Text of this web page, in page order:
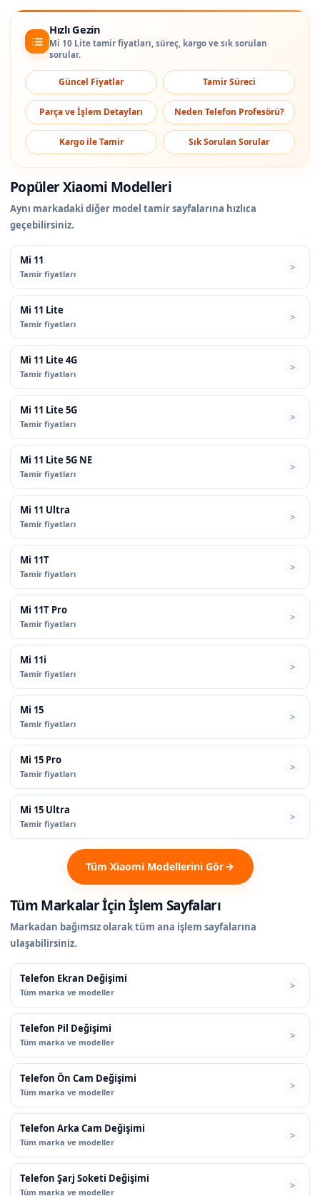
Hızlı Gezin
Mi 10 Lite tamir fiyatları, süreç, kargo ve sık sorulan
sorular.
Güncel Fiyatlar Tamir Süreci
Parça ve İşlem Detayları Neden Telefon Profesörü?
Kargo ile Tamir Sık Sorulan Sorular
Popüler Xiaomi Modelleri
Aynı markadaki diğer model tamir sayfalarına hızlıca
geçebilirsiniz.
Mi 11
Tamir fiyatları
Mi 11 Lite
Tamir fiyatları
Mi 11 Lite 4G
Tamir fiyatları
Mi 11 Lite 5G
Tamir fiyatları
Mi 11 Lite 5G NE
Tamir fiyatları
Mi 11 Ultra
Tamir fiyatları
Mi 11T
Tamir fiyatları
Mi 11T Pro
Tamir fiyatları
Mi 11i
Tamir fiyatları
Mi 15
Tamir fiyatları
Mi 15 Pro
Tamir fiyatları
Mi 15 Ultra
Tamir fiyatları
Tüm Xiaomi Modellerini Gör
Tüm Markalar İçin İşlem Sayfaları
Markadan bağımsız olarak tüm ana işlem sayfalarına
ulaşabilirsiniz.
Telefon Ekran Değişimi
Tüm marka ve modeller
Telefon Pil Değişimi
Tüm marka ve modeller
Telefon Ön Cam Değişimi
Tüm marka ve modeller
Telefon Arka Cam Değişimi
Tüm marka ve modeller
Telefon Şarj Soketi Değişimi
Tüm marka ve modeller